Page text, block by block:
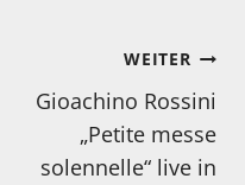
WEITER
Gioachino Rossini
„Petite messe
solennelle“ live in